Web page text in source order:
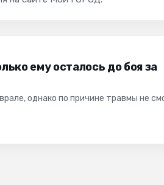
ему осталось до боя за
однако по причине травмы не